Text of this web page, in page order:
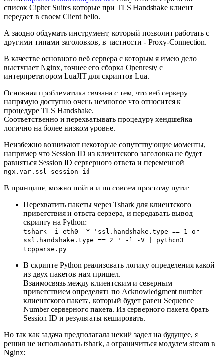
список Cipher Suites которые при TLS Handshake клиент
передает в своем Client hello.
А заодно обдумать инструмент, который позволит работать с
другими типами заголовков, в частности - Proxy-Connection.
В качестве основного веб сервера с которым я имею дело
выступает Nginx, точнее его сборка Openresty с
интерпретатором LuaJIT для скриптов Lua.
Основная проблематика связана с тем, что веб серверу
напрямую доступно очень немногое что относится к
процедуре TLS Handshake.
Соответственно и перехватывать процедуру хендшейка
логично на более низком уровне.
Неизбежно возникают некоторые сопутствующие моменты,
например что Session ID из клиентского заголовка не будет
равняться Session ID серверного ответа и переменной
ngx.var.ssl_session_id
В принципе, можно пойти и по совсем простому пути:
Перехватить пакеты через Tshark для клиентского
приветствия и ответа сервера, и передавать вывод
скрипту на Python:
tshark -i eth0 -Y 'ssl.handshake.type == 1 or
ssl.handshake.type == 2 ' -l -V | python3
tcpparse.py
В скрипте Python реализовать логику определения какой
из двух пакетов нам пришел.
Взаимосвязь между клиентским и северным
приветствием определять по Acknowledgment number
клиентского пакета, который будет равен Sequence
Number серверного пакета. Из серверного пакета брать
Session ID и результаты кешировать.
Но так как задача предполагала некий задел на будущее, я
решил не использовать tshark, а ограничиться модулем stream в
Nginx: